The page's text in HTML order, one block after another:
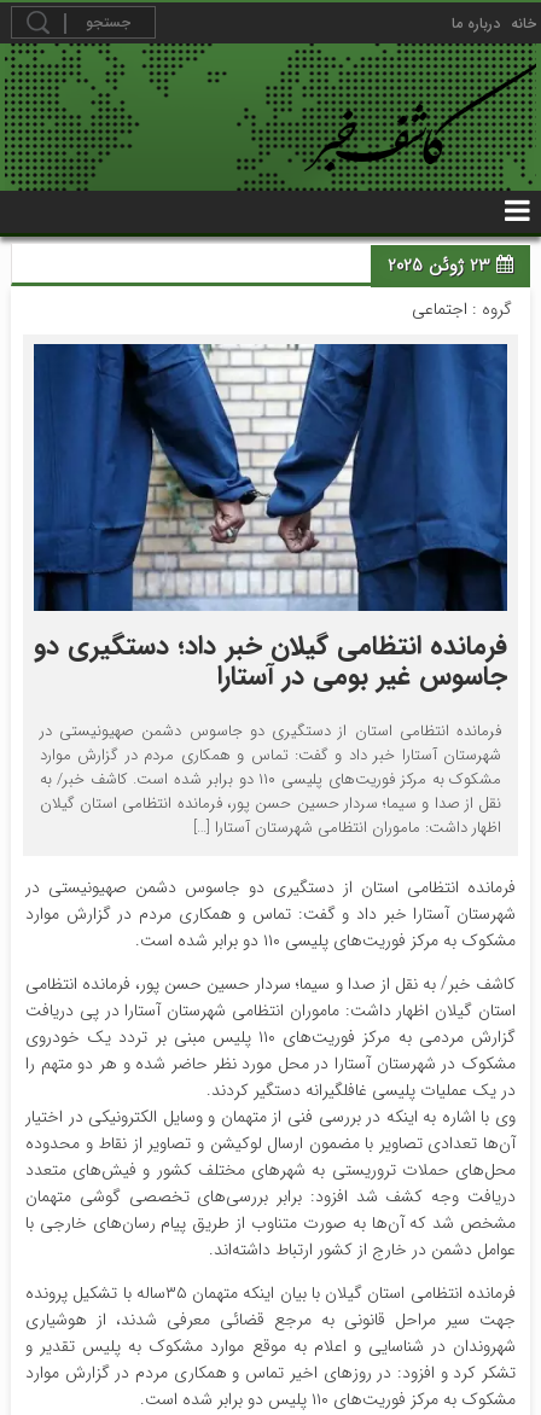
خانه درباره ما
23 ژوئن 2025
گروه : اجتماعی
فرمانده انتظامی گیلان خبر داد؛ دستگیری دو
جاسوس غیر بومی در آستارا
فرمانده انتظامی استان از دستگیری دو جاسوس دشمن صهیونیستی در
شهرستان آستارا خبر داد و گفت: تماس و همکاری مردم در گزارش موارد
مشکوک به مرکز فوریت‌های پلیسی ۱۱۰ دو برابر شده است. کاشف خبر/ به
نقل از صدا و سیما؛ سردار حسین حسن پور، فرمانده انتظامی استان گیلان
اظهار داشت: ماموران انتظامی شهرستان آستارا […]
فرمانده انتظامی استان از دستگیری دو جاسوس دشمن صهیونیستی در
شهرستان آستارا خبر داد و گفت: تماس و همکاری مردم در گزارش موارد
مشکوک به مرکز فوریت‌های پلیسی ۱۱۰ دو برابر شده است.
کاشف خبر/ به نقل از صدا و سیما؛ سردار حسین حسن پور، فرمانده انتظامی
استان گیلان اظهار داشت: ماموران انتظامی شهرستان آستارا در پی دریافت
گزارش مردمی به مرکز فوریت‌های ۱۱۰ پلیس مبنی بر تردد یک خودروی
مشکوک در شهرستان آستارا در محل مورد نظر حاضر شده و هر دو متهم را
در یک عملیات پلیسی غافلگیرانه دستگیر کردند.
وی با اشاره به اینکه در بررسی فنی از متهمان و وسایل الکترونیکی در اختیار
آن‌ها تعدادی تصاویر با مضمون ارسال لوکیشن و تصاویر از نقاط و محدوده
محل‌های حملات تروریستی به شهرهای مختلف کشور و فیش‌های متعدد
دریافت وجه کشف شد افزود: برابر بررسی‌های تخصصی گوشی متهمان
مشخص شد که آن‌ها به صورت متناوب از طریق پیام رسان‌های خارجی با
عوامل دشمن در خارج از کشور ارتباط داشته‌اند.
فرمانده انتظامی استان گیلان با بیان اینکه متهمان ۳۵ساله با تشکیل پرونده
جهت سیر مراحل قانونی به مرجع قضائی معرفی شدند، از هوشیاری
شهروندان در شناسایی و اعلام به موقع موارد مشکوک به پلیس تقدیر و
تشکر کرد و افزود: در روزهای اخیر تماس و همکاری مردم در گزارش موارد
مشکوک به مرکز فوریت‌های ۱۱۰ پلیس دو برابر شده است.